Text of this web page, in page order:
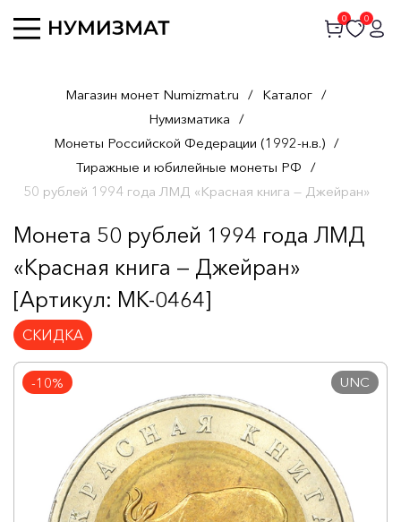
0 0
Магазин монет Numizmat.ru / Каталог /
Нумизматика /
Монеты Российской Федерации (1992-н.в.) /
Тиражные и юбилейные монеты РФ /
50 рублей 1994 года ЛМД «Красная книга — Джейран»
Монета 50 рублей 1994 года ЛМД
«Красная книга — Джейран»
[Артикул: MK-0464]
СКИДКА
-10% UNC